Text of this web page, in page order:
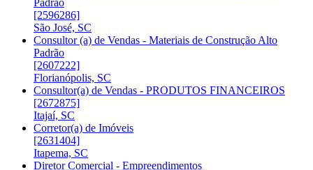
Padrão
[2596286]
São José, SC
Consultor (a) de Vendas - Materiais de Construção Alto
Padrão
[2607222]
Florianópolis, SC
Consultor(a) de Vendas - PRODUTOS FINANCEIROS
[2672875]
Itajaí, SC
Corretor(a) de Imóveis
[2631404]
Itapema, SC
Diretor Comercial - Empreendimentos